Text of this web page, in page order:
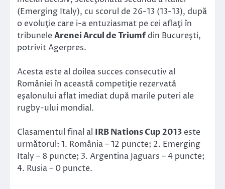
(Emerging Italy), cu scorul de 26-13 (13-13), după
o evoluţie care i-a entuziasmat pe cei aflaţi în
tribuneleArenei Arcul de Triumfdin Bucureşti,
potrivit Agerpres.
Acesta este al doilea succes consecutiv al
României în această competiţie rezervată
eşalonului aflat imediat după marile puteri ale
rugby-ului mondial.
Clasamentul final al IRB Nations Cup 2013 este
următorul: 1. România – 12 puncte; 2. Emerging
Italy – 8 puncte; 3. Argentina Jaguars – 4 puncte;
4. Rusia – 0 puncte.